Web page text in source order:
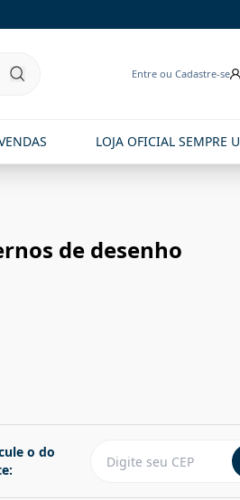
Entre ou Cadastre-se
LOJA OFICIAL SEMPRE
de desenho
o do